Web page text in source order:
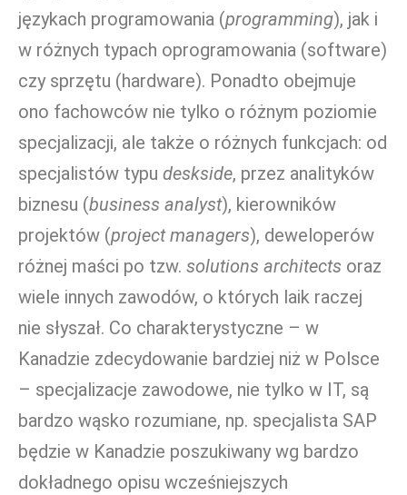
językach programowania (programming), jak i
w różnych typach oprogramowania (software)
czy sprzętu (hardware). Ponadto obejmuje
ono fachowców nie tylko o różnym poziomie
specjalizacji, ale także o różnych funkcjach: od
specjalistów typu deskside, przez analityków
biznesu (business analyst), kierowników
projektów (project managers), deweloperów
różnej maści po tzw. solutions architects oraz
wiele innych zawodów, o których laik raczej
nie słyszał. Co charakterystyczne – w
Kanadzie zdecydowanie bardziej niż w Polsce
– specjalizacje zawodowe, nie tylko w IT, są
bardzo wąsko rozumiane, np. specjalista SAP
będzie w Kanadzie poszukiwany wg bardzo
dokładnego opisu wcześniejszych